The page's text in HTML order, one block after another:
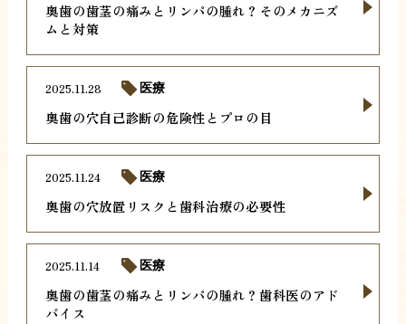
奥歯の歯茎の痛みとリンパの腫れ？そのメカニズ
ムと対策
奥歯の穴自己診断の危険性とプロの目
2025.11.28 医療
奥歯の穴放置リスクと歯科治療の必要性
2025.11.24 医療
奥歯の歯茎の痛みとリンパの腫れ？歯科医のアド
バイス
2025.11.14 医療